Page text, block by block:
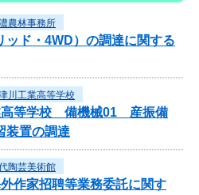
農林事務所
ッド・4WD）の調達に関する
川工業高等学校
等学校 備機械01 産振備
置の調達
陶芸美術館
作家招聘等業務委託に関す